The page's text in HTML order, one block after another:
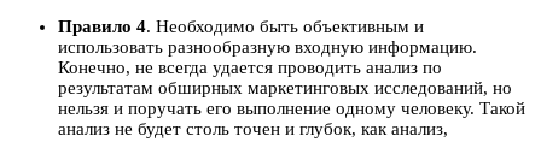
Правило 4. Необходимо быть объективным и
использовать разнообразную входную информацию.
Конечно, не всегда удается проводить анализ по
результатам обширных маркетинговых исследований, но
нельзя и поручать его выполнение одному человеку. Такой
анализ не будет столь точен и глубок, как анализ,